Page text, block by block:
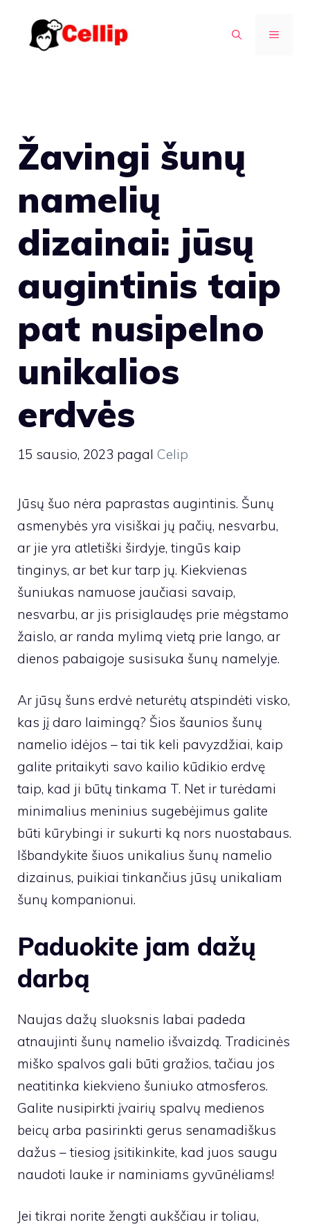
turinio
MENIU
Žavingi šunų
namelių
dizainai: jūsų
augintinis taip
pat nusipelno
unikalios
erdvės
15 sausio, 2023 pagal Celip
Jūsų šuo nėra paprastas augintinis. Šunų
asmenybės yra visiškai jų pačių, nesvarbu,
ar jie yra atletiški širdyje, tingūs kaip
tinginys, ar bet kur tarp jų. Kiekvienas
šuniukas namuose jaučiasi savaip,
nesvarbu, ar jis prisiglaudęs prie mėgstamo
žaislo, ar randa mylimą vietą prie lango, ar
dienos pabaigoje susisuka šunų namelyje.
Ar jūsų šuns erdvė neturėtų atspindėti visko,
kas jį daro laimingą? Šios šaunios šunų
namelio idėjos – tai tik keli pavyzdžiai, kaip
galite pritaikyti savo kailio kūdikio erdvę
taip, kad ji būtų tinkama T. Net ir turėdami
minimalius meninius sugebėjimus galite
būti kūrybingi ir sukurti ką nors nuostabaus.
Išbandykite šiuos unikalius šunų namelio
dizainus, puikiai tinkančius jūsų unikaliam
šunų kompanionui.
Paduokite jam dažų
darbą
Naujas dažų sluoksnis labai padeda
atnaujinti šunų namelio išvaizdą. Tradicinės
miško spalvos gali būti gražios, tačiau jos
neatitinka kiekvieno šuniuko atmosferos.
Galite nusipirkti įvairių spalvų medienos
beicų arba pasirinkti gerus senamadiškus
dažus – tiesiog įsitikinkite, kad juos saugu
naudoti lauke ir naminiams gyvūnėliams!
Jei tikrai norite žengti aukščiau ir toliau,